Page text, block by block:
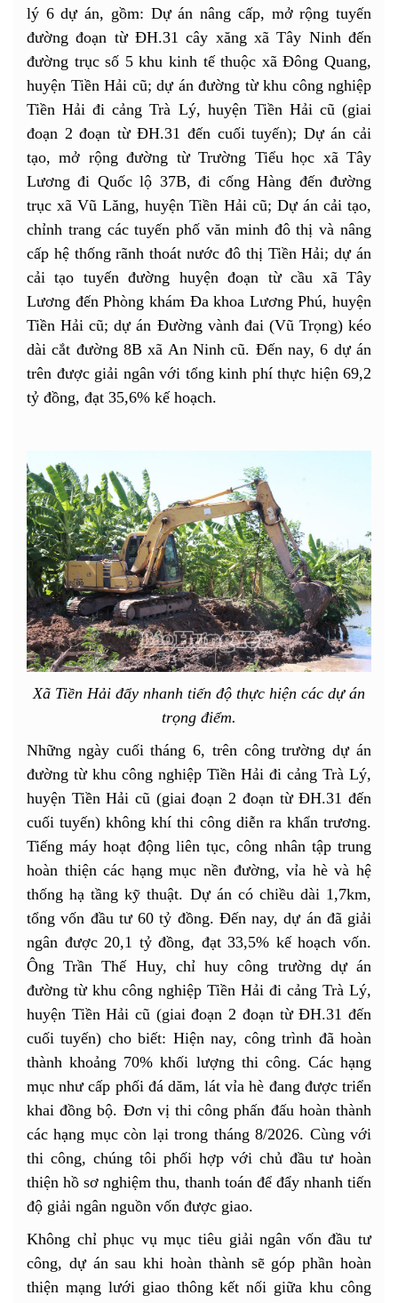
lý 6 dự án, gồm: Dự án nâng cấp, mở rộng tuyến
đường đoạn từ ĐH.31 cây xăng xã Tây Ninh đến
đường trục số 5 khu kinh tế thuộc xã Đông Quang,
huyện Tiền Hải cũ; dự án đường từ khu công nghiệp
Tiền Hải đi cảng Trà Lý, huyện Tiền Hải cũ (giai
đoạn 2 đoạn từ ĐH.31 đến cuối tuyến); Dự án cải
tạo, mở rộng đường từ Trường Tiểu học xã Tây
Lương đi Quốc lộ 37B, đi cống Hàng đến đường
trục xã Vũ Lăng, huyện Tiền Hải cũ; Dự án cải tạo,
chỉnh trang các tuyến phố văn minh đô thị và nâng
cấp hệ thống rãnh thoát nước đô thị Tiền Hải; dự án
cải tạo tuyến đường huyện đoạn từ cầu xã Tây
Lương đến Phòng khám Đa khoa Lương Phú, huyện
Tiền Hải cũ; dự án Đường vành đai (Vũ Trọng) kéo
dài cắt đường 8B xã An Ninh cũ. Đến nay, 6 dự án
trên được giải ngân với tổng kinh phí thực hiện 69,2
tỷ đồng, đạt 35,6% kế hoạch.
Xã Tiền Hải đẩy nhanh tiến độ thực hiện các dự án
trọng điểm.
Những ngày cuối tháng 6, trên công trường dự án
đường từ khu công nghiệp Tiền Hải đi cảng Trà Lý,
huyện Tiền Hải cũ (giai đoạn 2 đoạn từ ĐH.31 đến
cuối tuyến) không khí thi công diễn ra khẩn trương.
Tiếng máy hoạt động liên tục, công nhân tập trung
hoàn thiện các hạng mục nền đường, vỉa hè và hệ
thống hạ tầng kỹ thuật. Dự án có chiều dài 1,7km,
tổng vốn đầu tư 60 tỷ đồng. Đến nay, dự án đã giải
ngân được 20,1 tỷ đồng, đạt 33,5% kế hoạch vốn.
Ông Trần Thế Huy, chỉ huy công trường dự án
đường từ khu công nghiệp Tiền Hải đi cảng Trà Lý,
huyện Tiền Hải cũ (giai đoạn 2 đoạn từ ĐH.31 đến
cuối tuyến) cho biết: Hiện nay, công trình đã hoàn
thành khoảng 70% khối lượng thi công. Các hạng
mục như cấp phối đá dăm, lát vỉa hè đang được triển
khai đồng bộ. Đơn vị thi công phấn đấu hoàn thành
các hạng mục còn lại trong tháng 8/2026. Cùng với
thi công, chúng tôi phối hợp với chủ đầu tư hoàn
thiện hồ sơ nghiệm thu, thanh toán để đẩy nhanh tiến
độ giải ngân nguồn vốn được giao.
Không chỉ phục vụ mục tiêu giải ngân vốn đầu tư
công, dự án sau khi hoàn thành sẽ góp phần hoàn
thiện mạng lưới giao thông kết nối giữa khu công